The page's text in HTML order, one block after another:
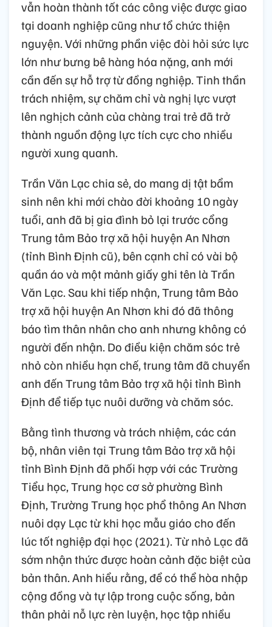
vẫn hoàn thành tốt các công việc được giao
tại doanh nghiệp cũng như tổ chức thiện
nguyện. Với những phần việc đòi hỏi sức lực
lớn như bưng bê hàng hóa nặng, anh mới
cần đến sự hỗ trợ từ đồng nghiệp. Tinh thần
trách nhiệm, sự chăm chỉ và nghị lực vượt
lên nghịch cảnh của chàng trai trẻ đã trở
thành nguồn động lực tích cực cho nhiều
người xung quanh.
Trần Văn Lạc chia sẻ, do mang dị tật bẩm
sinh nên khi mới chào đời khoảng 10 ngày
tuổi, anh đã bị gia đình bỏ lại trước cổng
Trung tâm Bảo trợ xã hội huyện An Nhơn
(tỉnh Bình Định cũ), bên cạnh chỉ có vài bộ
quần áo và một mảnh giấy ghi tên là Trần
Văn Lạc. Sau khi tiếp nhận, Trung tâm Bảo
trợ xã hội huyện An Nhơn khi đó đã thông
báo tìm thân nhân cho anh nhưng không có
người đến nhận. Do điều kiện chăm sóc trẻ
nhỏ còn nhiều hạn chế, trung tâm đã chuyển
anh đến Trung tâm Bảo trợ xã hội tỉnh Bình
Định để tiếp tục nuôi dưỡng và chăm sóc.
Bằng tình thương và trách nhiệm, các cán
bộ, nhân viên tại Trung tâm Bảo trợ xã hội
tỉnh Bình Định đã phối hợp với các Trường
Tiểu học, Trung học cơ sở phường Bình
Định, Trường Trung học phổ thông An Nhơn
nuôi dạy Lạc từ khi học mẫu giáo cho đến
lúc tốt nghiệp đại học (2021). Từ nhỏ Lạc đã
sớm nhận thức được hoàn cảnh đặc biệt của
bản thân. Anh hiểu rằng, để có thể hòa nhập
cộng đồng và tự lập trong cuộc sống, bản
thân phải nỗ lực rèn luyện, học tập nhiều